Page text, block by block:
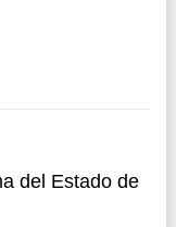
del Estado de